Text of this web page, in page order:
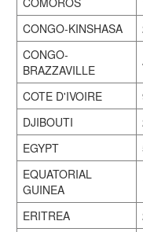
CONGO-KINSHASA
CONGO-
BRAZZAVILLE
COTE D'IVOIRE
DJIBOUTI
EGYPT
EQUATORIAL
GUINEA
ERITREA